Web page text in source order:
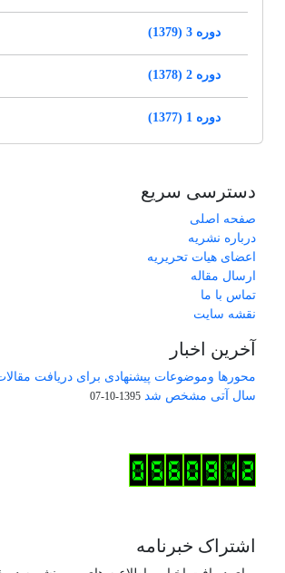
دوره 3 (1379)
دوره 2 (1378)
دوره 1 (1377)
دسترسی سریع
صفحه اصلی
درباره نشریه
اعضای هیات تحریریه
ارسال مقاله
تماس با ما
نقشه سایت
آخرین اخبار
محورها وموضوعات پیشنهادی برای دریافت
سال آتی مشخص شد 1395-10-07
اشتراک خبرنامه